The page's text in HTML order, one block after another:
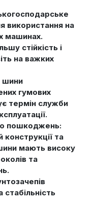
використання на
машинах.
стійкість і
на важких
шини
гумових
термін служби
пошкоджень:
та
мають високу
та